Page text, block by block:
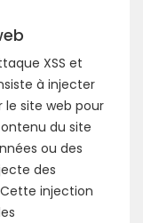
XSS et
à injecter
le site web pour
du site
ou des
des
injection